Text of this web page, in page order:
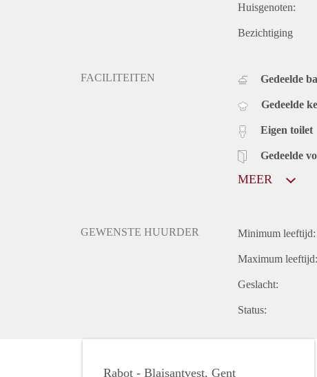
Huisgenoten:
Bezichtiging
FACILITEITEN Gedeelde
Gedeelde
Eigen toilet
Gedeelde
MEER
GEWENSTE HUURDER Minimum leeftijd:
Maximum leeftijd:
Geslacht:
Status:
Rabot - Blaisantvest, Gent